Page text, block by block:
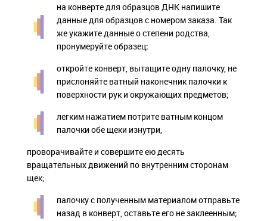
на конверте для образцов ДНК напишите
данные для образцов с номером заказа. Так
же укажите данные о степени родства,
пронумеруйте образец;
откройте конверт, вытащите одну палочку, не
прислоняйте ватный наконечник палочки к
поверхности рук и окружающих предметов;
легким нажатием потрите ватным концом
палочки обе щеки изнутри,
проворачивайте и совершите ею десять
вращательных движений по внутренним сторонам
щек;
палочку с полученным материалом отправьте
назад в конверт, оставьте его не заклеенным;